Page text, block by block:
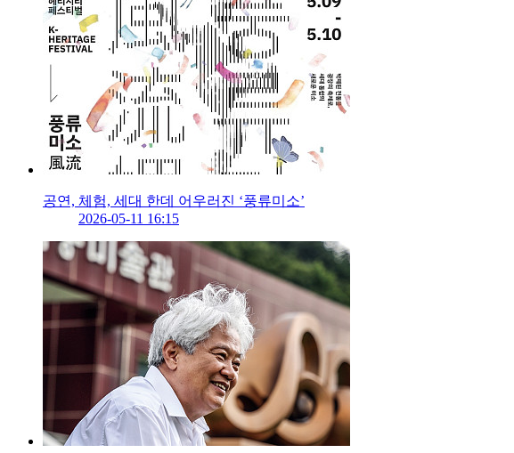
공연, 체험, 세대 한데 어우러진 ‘풍류미소’
2026-05-11 16:15